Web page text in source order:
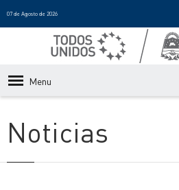
07 de Agosto de 2026
Menu
Noticias